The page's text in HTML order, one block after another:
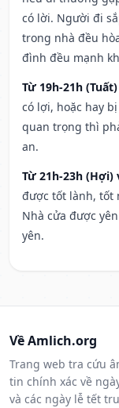
có lời. Người đi
trong nhà đều
đình đều mạnh
Từ 19h-21h
có lợi, hoặc hay
quan trọng thì
an.
Từ 21h-23h (Hợi)
được tốt lành, tốt
Nhà cửa được
yên.
Về Amlich.org
Trang web tra cứu
tin chính xác về
và các ngày lễ tết